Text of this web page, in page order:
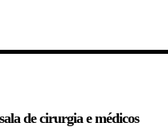
de cirurgia e médicos